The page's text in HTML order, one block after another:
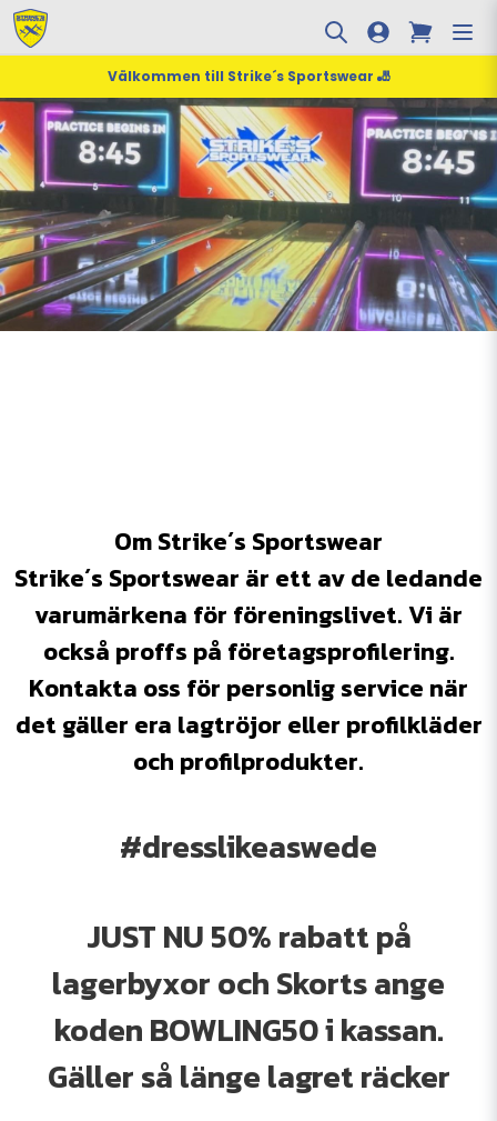
Välkommen till Strike´s Sportswear 🎳
Om Strike´s Sportswear
Strike´s Sportswear är ett av de ledande
varumärkena för föreningslivet. Vi är
också proffs på företagsprofilering.
Kontakta oss för personlig service när
det gäller era lagtröjor eller profilkläder
och profilprodukter.
#dresslikeaswede
JUST NU 50% rabatt på
lagerbyxor och Skorts ange
koden BOWLING50 i kassan.
Gäller så länge lagret räcker